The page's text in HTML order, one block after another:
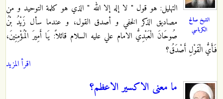
الشيخ صالح
الكرباسي
التهليل: هو قول " لا إله إلا الله " الذي هو كلمة التوحيد و من
مصاديق الذكر الخفي و أصدق القول، و عندما سأل زَيْدُ بْنُ
صُوحَانَ الْعَبْدِيُّ الامام علي عليه السلام قائلاً: يَا أَمِيرَ الْمُؤْمِنِينَ،
فَأَيُّ الْقَوْلِ‏ أَصْدَقُ‏؟
اقرأ المزيد
ما معنى الاكسير الاعظم؟